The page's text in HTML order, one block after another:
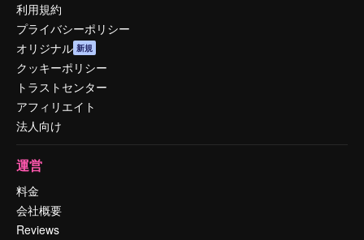
利用規約
プライバシーポリシー
オリジナル 新規
クッキーポリシー
トラストセンター
アフィリエイト
法人向け
運営
料金
会社概要
Reviews